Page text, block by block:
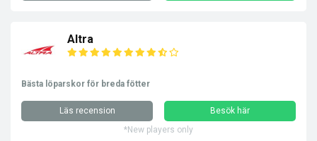
Altra
Bästa löparskor för breda fötter
Läs recension
Besök här
*New players only